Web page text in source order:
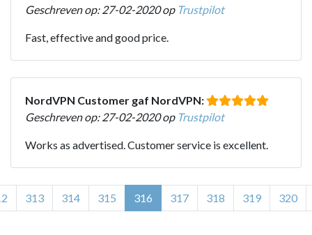
Geschreven op: 27-02-2020 op Trustpilot
Fast, effective and good price.
NordVPN Customer gaf NordVPN:
Geschreven op: 27-02-2020 op Trustpilot
Works as advertised. Customer service is excellent.
313 314 315 316 317 318 319 320